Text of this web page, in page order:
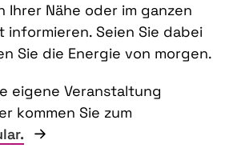
Ihrer Nähe oder im ganzen
informieren. Seien Sie dabei
Sie die Energie von morgen.
eigene Veranstaltung
kommen Sie zum